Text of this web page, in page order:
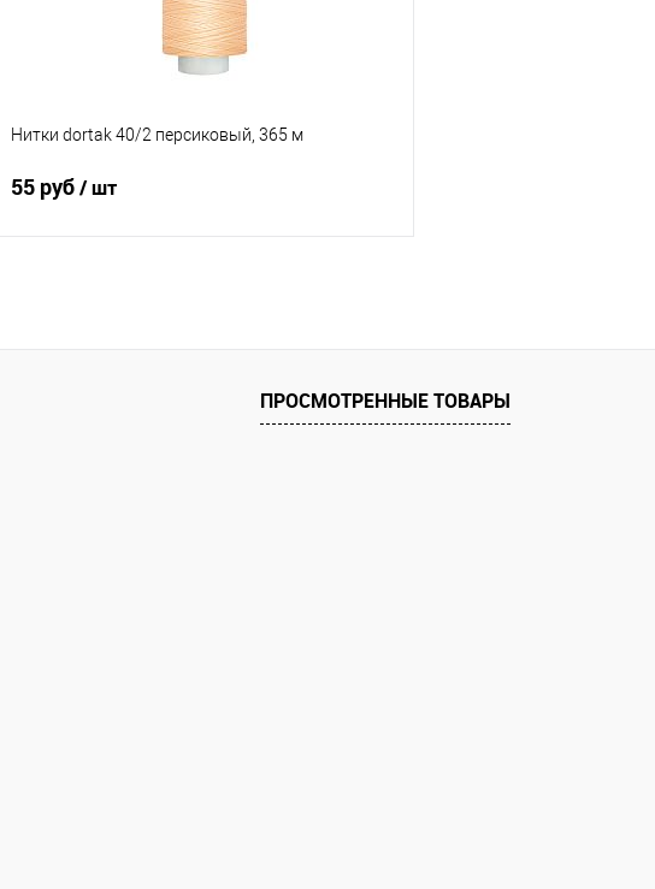
Нитки dortak 40/2 персиковый, 365 м
55 руб/ шт
Сравнение
В наличии
ПРОСМОТРЕННЫЕ ТОВАРЫ